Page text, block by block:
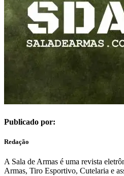
Publicado por:
Redação
A Sala de Armas é uma revista
Armas, Tiro Esportivo, Cutelaria e